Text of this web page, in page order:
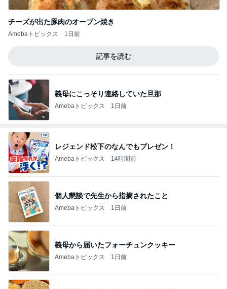
チーズが出た豚肉のオーブン焼き
Amebaトピックス 1日前
記事を読む
義母にこっそり連絡していた旦那
Amebaトピックス 1日前
レジェンド松下のなんでもプレゼン！
Amebaトピックス 14時間前
個人懇談で先生から指摘されたこと
Amebaトピックス 1日前
義母から届いたフォーチュンクッキー
Amebaトピックス 1日前